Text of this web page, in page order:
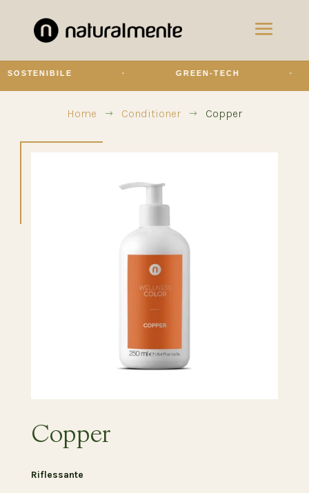
GREEN-TECH
Home $ Conditioner $ Copper
Copper
Riflessante